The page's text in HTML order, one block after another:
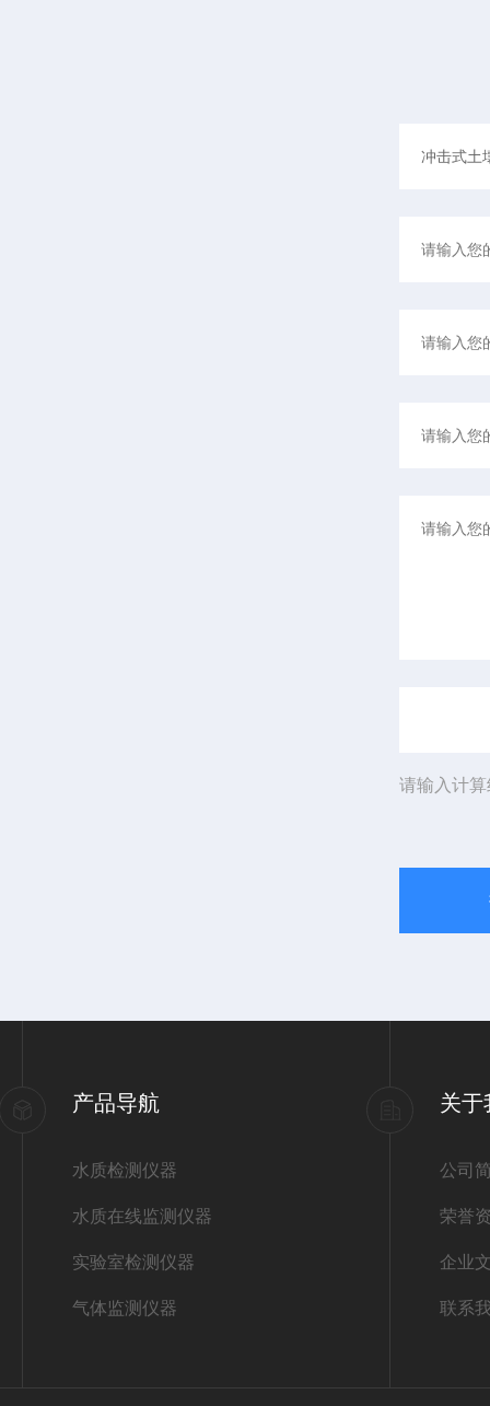
请输入计
产品导航
水质检测仪器
水质在线监测仪器
实验室检测仪器
气体监测仪器
关于
公司
荣誉
企业
联系